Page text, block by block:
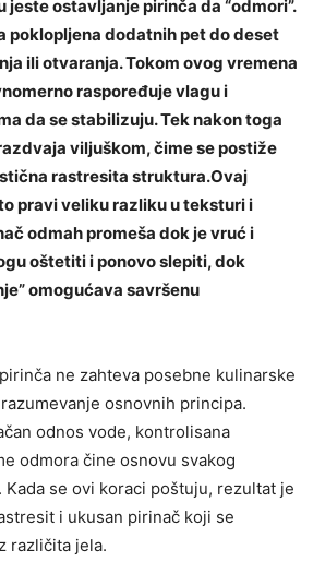
jeste ostavljanje pirinča da “odmori”.
poklopljena dodatnih pet do deset
ili otvaranja. Tokom ovog vremena
raspoređuje vlagu i
da se stabilizuju. Tek nakon toga
viljuškom, čime se postiže
rastresita struktura.Ovaj
pravi veliku razliku u teksturi i
odmah promeša dok je vruć i
oštetiti i ponovo slepiti, dok
omogućava savršenu
ne zahteva posebne kulinarske
osnovnih principa.
odnos vode, kontrolisana
odmora čine osnovu svakog
Kada se ovi koraci poštuju, rezultat je
i ukusan pirinač koji se
različita jela.